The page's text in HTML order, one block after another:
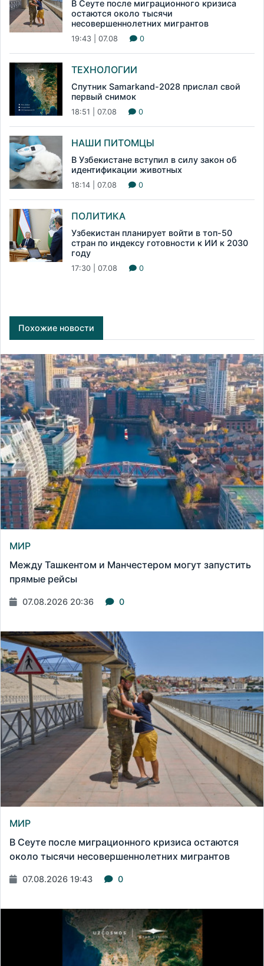
В Сеуте после миграционного кризиса
остаются около тысячи
несовершеннолетних мигрантов
19:43 | 07.08 0
ТЕХНОЛОГИИ
Спутник Samarkand-2028 прислал свой
первый снимок
18:51 | 07.08 0
НАШИ ПИТОМЦЫ
В Узбекистане вступил в силу закон об
идентификации животных
18:14 | 07.08 0
ПОЛИТИКА
Узбекистан планирует войти в топ-50
стран по индексу готовности к ИИ к 2030
году
17:30 | 07.08 0
Похожие новости
МИР
Между Ташкентом и Манчестером могут запустить
прямые рейсы
07.08.2026 20:36 0
МИР
В Сеуте после миграционного кризиса остаются
около тысячи несовершеннолетних мигрантов
07.08.2026 19:43 0